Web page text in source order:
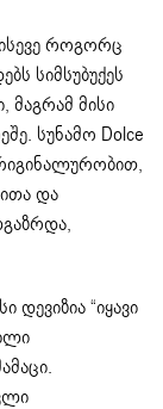
როგორც
სიმსუბუქეს
მისი
სუნამო Dolce
და
დევიზია “იყავი